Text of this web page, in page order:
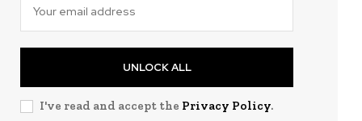
UNLOCK ALL
I've read and accept the Privacy Policy.